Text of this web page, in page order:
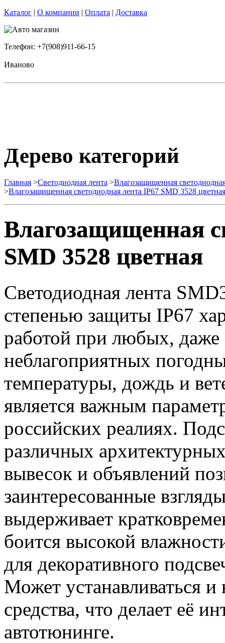
Каталог | О компании | Оплата | Доставка
Телефон: +7(908)911-66-15
Иваново
Дерево категорий
Главная >Светодиодная лента >Влагозащищенная
>Влагозащищенная светодиодная лента IP67 SMD 3528 цветная
Влагозащищенная
SMD 3528 цветная
Светодиодная лента
степенью защиты IP67
работой при любых,
неблагоприятных
температуры, дождь и
является важным
российских реалиях.
различных
вывесок и объявлений
заинтересованные
выдерживает
боится высокой
для декоративного
Может устанавливаться
средства, что делает её
автотюнинге.